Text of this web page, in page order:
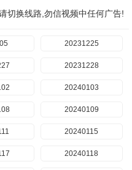
切换线路,勿信视频中任何广告!
20231225
20231228
20240103
20240109
20240115
20240118